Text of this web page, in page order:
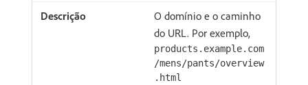
O domínio e o caminho
do URL. Por exemplo,
products.example.com
/mens/pants/overview
.html